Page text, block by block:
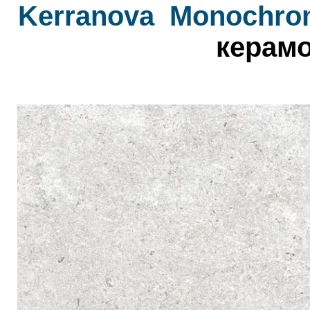
Kerranova